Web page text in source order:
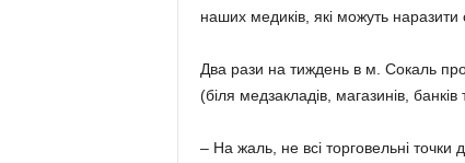
наших медиків, які можуть наразити
Два рази на тиждень в м. Сокаль
(біля медзакладів, магазинів, банків
– На жаль, не всі торговельні